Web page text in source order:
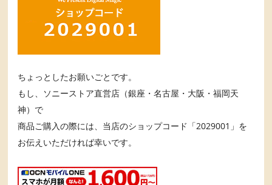
ちょっとしたお願いごとです。
もし、ソニーストア直営店（銀座・名古屋・大阪・福岡天
神）で
商品ご購入の際には、当店のショップコード「2029001」を
お伝えいただければ幸いです。